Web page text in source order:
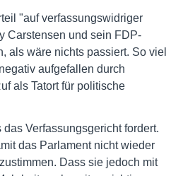
"auf verfassungswidriger
Carstensen und sein FDP-
als wäre nichts passiert. So viel
aufgefallen durch
als Tatort für politische
Verfassungsgericht fordert.
das Parlament nicht wieder
Dass sie jedoch mit